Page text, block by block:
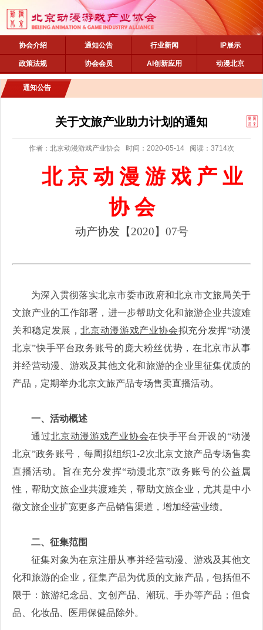
协会介绍 通知公告 行业新闻 IP展示
政策法规 协会会员 AI创新应用 动漫北京
通知公告
关于文旅产业助力计划的通知
作者：北京动漫游戏产业协会 时间：2020-05-14 阅读：3714次
北 京 动 漫 游 戏 产 业
协 会
动产协发【2020】07号
为深入贯彻落实北京市委市政府和北京市文旅局关于
文旅产业的工作部署，进一步帮助文化和旅游企业共渡难
关和稳定发展，北京动漫游戏产业协会拟充分发挥“动漫
北京”快手平台政务账号的庞大粉丝优势，在北京市从事
并经营动漫、游戏及其他文化和旅游的企业里征集优质的
产品，定期举办北京文旅产品专场售卖直播活动。
一、活动概述
通过北京动漫游戏产业协会在快手平台开设的“动漫
北京”政务账号，每周拟组织1-2次北京文旅产品专场售卖
直播活动。旨在充分发挥“动漫北京”政务账号的公益属
性，帮助文旅企业共渡难关，帮助文旅企业，尤其是中小
微文旅企业扩宽更多产品销售渠道，增加经营业绩。
二、征集范围
征集对象为在京注册从事并经营动漫、游戏及其他文
化和旅游的企业，征集产品为优质的文旅产品，包括但不
限于：旅游纪念品、文创产品、潮玩、手办等产品；但食
品、化妆品、医用保健品除外。